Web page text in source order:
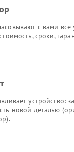
с вами все
сроки,
устройство:
новой деталью